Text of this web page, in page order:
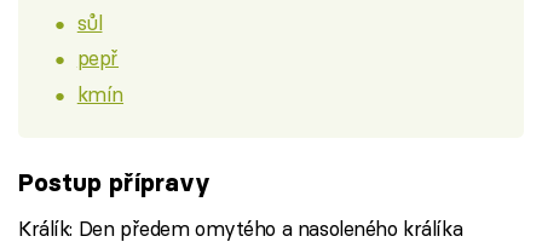
sůl
pepř
kmín
Postup přípravy
Králík: Den předem omytého a nasoleného králíka